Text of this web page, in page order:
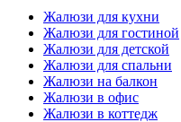
Жалюзи для кухни
Жалюзи для гостиной
Жалюзи для детской
Жалюзи для спальни
Жалюзи на балкон
Жалюзи в офис
Жалюзи в коттедж